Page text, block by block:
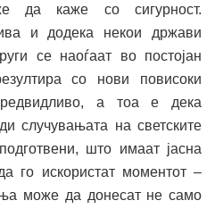
да каже со сигурност.
и додека некои држави
се наоѓаат во постојан
со нови повисоки
а тоа е дека
случувањата на светските
што имаат јасна
го искористат моментот –
може да донесат не само